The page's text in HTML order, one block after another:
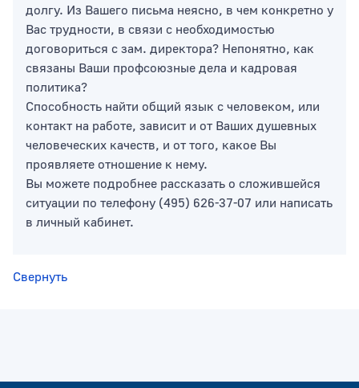
долгу. Из Вашего письма неясно, в чем конкретно у
Вас трудности, в связи с необходимостью
договориться с зам. директора? Непонятно, как
связаны Ваши профсоюзные дела и кадровая
политика?
Способность найти общий язык с человеком, или
контакт на работе, зависит и от Ваших душевных
человеческих качеств, и от того, какое Вы
проявляете отношение к нему.
Вы можете подробнее рассказать о сложившейся
ситуации по телефону (495) 626-37-07 или написать
в личный кабинет.
Свернуть